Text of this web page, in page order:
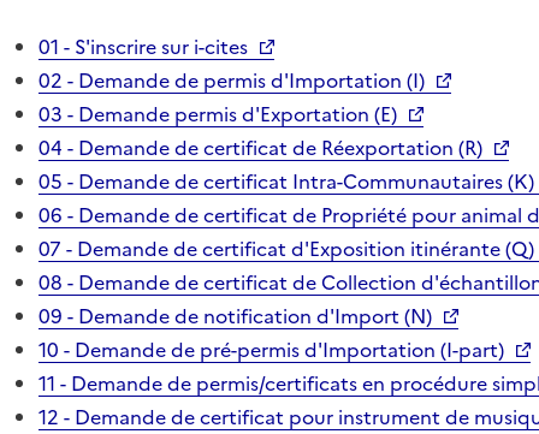
01 - S'inscrire sur i-cites
02 - Demande de permis d'Importation (I)
03 - Demande permis d'Exportation (E)
04 - Demande de certificat de Réexportation (R)
05 - Demande de certificat Intra-Communautaires (K)
06 - Demande de certificat de Propriété pour animal
07 - Demande de certificat d'Exposition itinérante (Q)
08 - Demande de certificat de Collection
09 - Demande de notification d'Import (N)
10 - Demande de pré-permis d'Importation (I-part)
11 - Demande de permis/certificats en procédure
12 - Demande de certificat pour instrument de